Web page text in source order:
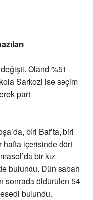
Oland %51
Sarkozi ise seçim
parti
biri Baf’ta, biri
hafta içerisinde dört
bir kız
bulundu. Dün sabah
sonrada öldürülen 54
bulundu.